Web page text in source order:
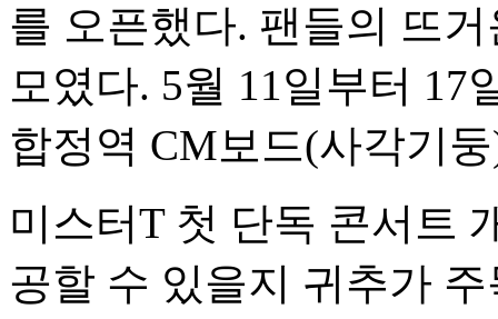
를 오픈했다. 팬들의 뜨
모였다. 5월 11일부터 17
합정역 CM보드(사각기
미스터T 첫 단독 콘서트
공할 수 있을지 귀추가